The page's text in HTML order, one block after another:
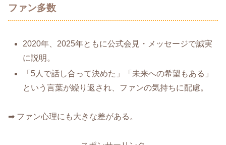
ファン多数
2020年、2025年ともに公式会見・メッセージで誠実
に説明。
「5人で話し合って決めた」「未来への希望もある」
という言葉が繰り返され、ファンの気持ちに配慮。
➡ ファン心理にも大きな差がある。